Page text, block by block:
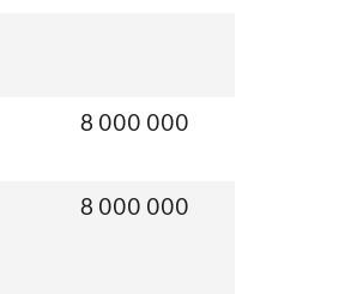
8 000 000
8 000 000